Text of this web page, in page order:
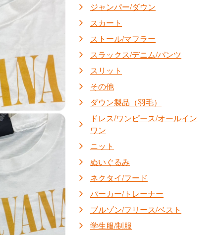
ジャンパー/ダウン
スカート
ストール/マフラー
スラックス/デニム/パンツ
スリット
その他
ダウン製品（羽毛）
ドレス/ワンピース/オールイン
ワン
ニット
ぬいぐるみ
ネクタイ/フード
パーカー/トレーナー
ブルゾン/フリース/ベスト
学生服/制服